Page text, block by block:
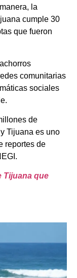
la
cumple 30
que fueron
comunitarias
sociales
de
Tijuana es uno
reportes de
Tijuana que